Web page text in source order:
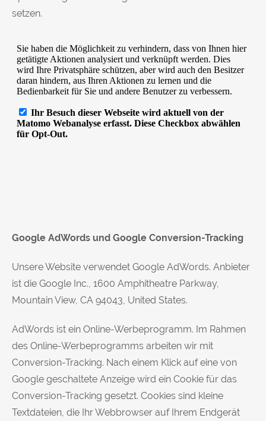
setzen.
Google AdWords und Google Conversion-Tracking
Unsere Website verwendet Google AdWords. Anbieter
ist die Google Inc., 1600 Amphitheatre Parkway,
Mountain View, CA 94043, United States.
AdWords ist ein Online-Werbeprogramm. Im Rahmen
des Online-Werbeprogramms arbeiten wir mit
Conversion-Tracking. Nach einem Klick auf eine von
Google geschaltete Anzeige wird ein Cookie für das
Conversion-Tracking gesetzt. Cookies sind kleine
Textdateien, die Ihr Webbrowser auf Ihrem Endgerät